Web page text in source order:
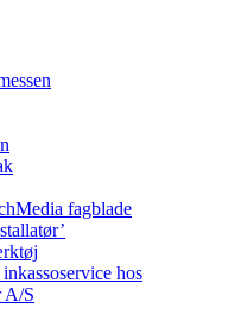
fagblade
hos
A/S